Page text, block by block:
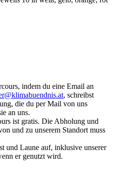
indem du eine Email an
, schreibst
die du per Mail von uns
an uns.
ist gratis. Die Abholung und
und zu unserem Standort muss
und Laune auf, inklusive unserer
er genutzt wird.